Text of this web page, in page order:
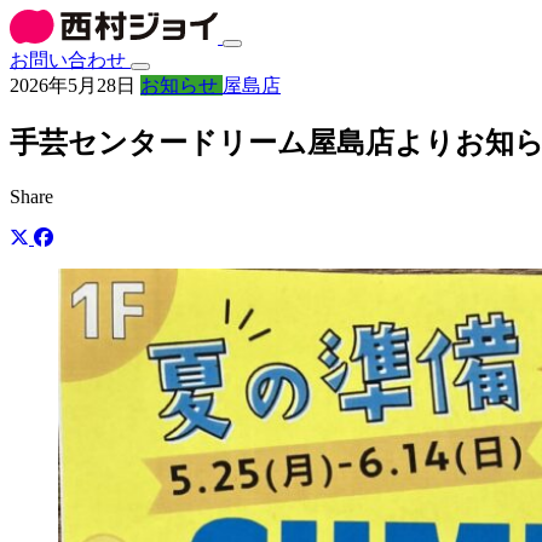
お問い合わせ
2026年5月28日 お知らせ 屋島店
手芸センタードリーム屋島店よりお知
Share